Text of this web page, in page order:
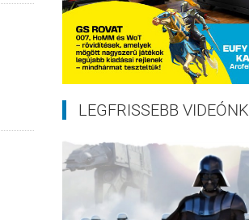
LEGFRISSEBB VIDEÓNK